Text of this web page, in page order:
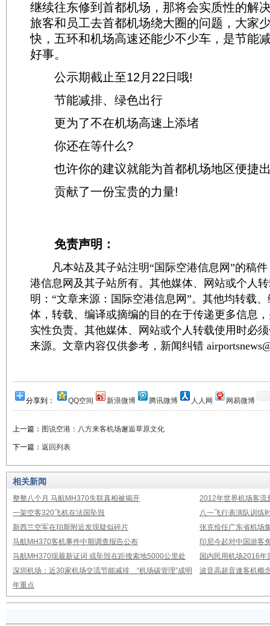
继续往东修到首都机场，那将会实质性的解
旅客和员工去首都机场绕大圈的问题，大家
快，五环和机场高速还能少不少车，是节能
好事。
公示期截止至12月22日哦!
节能减排、绿色出行
更为了不在机场高速上添堵
你还在等什么?
也许你的建议就能为首都机场地区便捷
贡献了一份宝贵的力量!
免责声明：
凡本站及其子站注明“国际空港信息网”的稿件
港信息网及其子站所有。其他媒体、网站或个人
明：“文章来源：国际空港信息网”。其他均转载
体，转载、编译或摘编的目的在于传递更多信息
实性负责。其他媒体、网站或个人转载使用时必
来源。文章内容仅供参考，新闻纠错
分享到： QQ空间 新浪微博 腾讯微博 人人网 网易微博
上一篇： 图说空港：八方来客机场邂逅草原文化
下一篇： 返回列表
相关新闻
整整八个月 马航MH370失联真相被揭开
2012年世界机场客流
一架空客320飞机在法国坠毁
八一飞行表演队训练
新西兰空军在珀斯附近发现疑似碎片
张克俭任广东省机场
马航MH370客机事件中期调查报告公布
印尼今起对中国游客
马航MH370现最新证词 或坠毁在距搜索地5000公里处
国内民用机场2016年
深圳机场：近30家机场交流节能减排 “机场碳管理”成明
年重点
波音高超音速客机概